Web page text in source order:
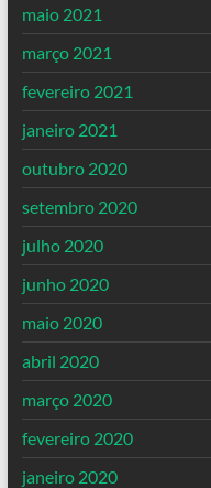
maio 2021
março 2021
fevereiro 2021
janeiro 2021
outubro 2020
setembro 2020
julho 2020
junho 2020
maio 2020
abril 2020
março 2020
fevereiro 2020
janeiro 2020